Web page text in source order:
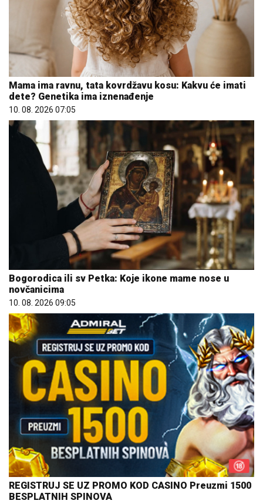
Mama ima ravnu, tata kovrdžavu kosu: Kakvu će imati
dete? Genetika ima iznenađenje
10. 08. 2026 07:05
Bogorodica ili sv Petka: Koje ikone mame nose u
novčanicima
10. 08. 2026 09:05
REGISTRUJ SE UZ PROMO KOD CASINO Preuzmi 1500
BESPLATNIH SPINOVA